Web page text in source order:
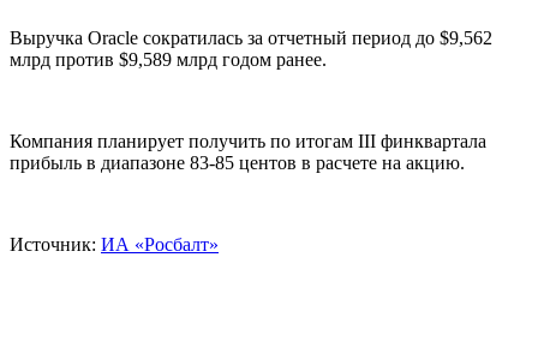
Выручка Oracle сократилась за отчетный период до $9,562
млрд против $9,589 млрд годом ранее.
Компания планирует получить по итогам III финквартала
прибыль в диапазоне 83-85 центов в расчете на акцию.
Источник: ИА «Росбалт»